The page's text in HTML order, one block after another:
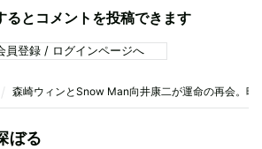
るとコメントを投稿できます
員登録 / ログインページへ
森崎ウィンとSnow Man向井康二が運命の再会。映
ぼる